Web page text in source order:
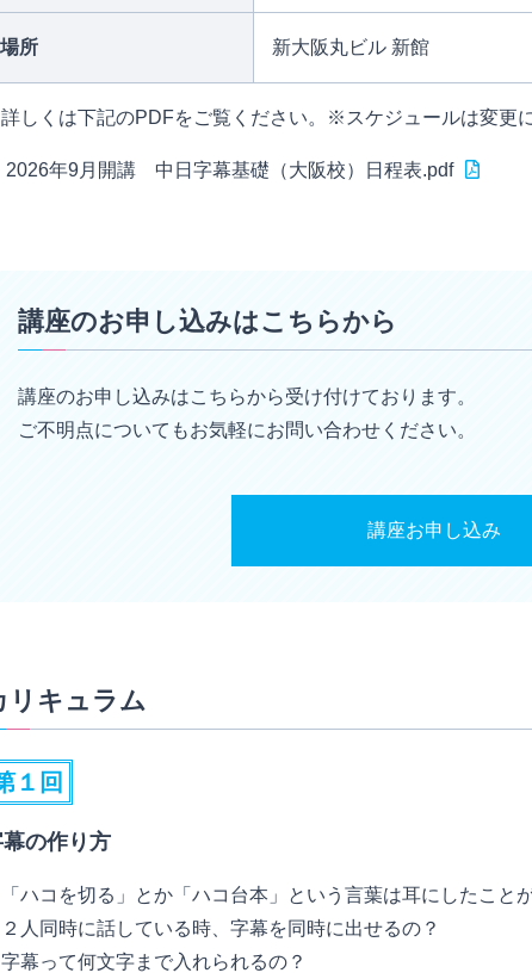
場所 新大阪丸ビル 新館
詳しくは下記のPDFをご覧ください。※スケジュールは変更
2026年9月開講 中日字幕基礎（大阪校）日程表.pdf
講座のお申し込みはこちらから
講座のお申し込みはこちらから受け付けております。
ご不明点についてもお気軽にお問い合わせください。
講座お申し込み
リキュラム
１回
の作り方
ハコを切る」とか「ハコ台本」という言葉は耳にしたこと
人同時に話している時、字幕を同時に出せるの？
幕って何文字まで入れられるの？